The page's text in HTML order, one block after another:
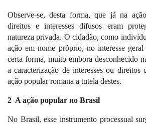
Observe-se, desta forma, que já na
direitos e interesses difusos eram
natureza privada. O cidadão, como
ação em nome próprio, no interesse
certa forma, muito embora desconhecido
a caracterização de interesses ou direitos
ação popular romana a tutela destes.
2 A ação popular no Brasil
No Brasil, esse instrumento processual